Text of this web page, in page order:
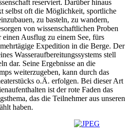
reserviert. Darüber hinaus
selbst oft die Möglichkeit, sportliche
zu basteln, zu wandern,
von wissenschaftlichen Proben
Ausflug zu einem See, fürs
Expedition in die Berge. Der
Wasseraufbereitungssystems stell
dar. Seine Ergebnisse an die
weiterzugeben, kann durch das
o.Ä. erfolgen. Bei dieser Art
ist der rote Faden das
das die Teilnehmer aus unseren
haben.